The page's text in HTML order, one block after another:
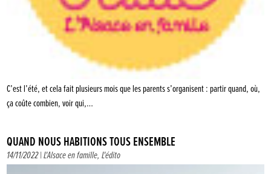
C’est l’été, et cela fait plusieurs mois que les parents s’organisent : partir quand, où,
ça coûte combien, voir qui,…
QUAND NOUS HABITIONS TOUS ENSEMBLE
14/11/2022 |L'Alsace en famille,L'édito